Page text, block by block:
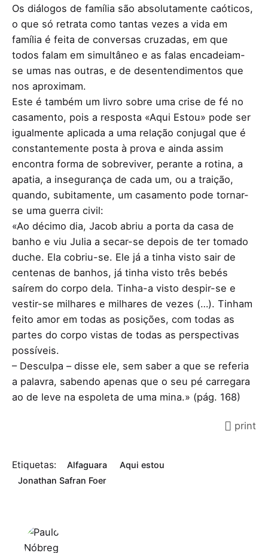
Os diálogos de família são absolutamente caóticos,
o que só retrata como tantas vezes a vida em
família é feita de conversas cruzadas, em que
todos falam em simultâneo e as falas encadeiam-
se umas nas outras, e de desentendimentos que
nos aproximam.
Este é também um livro sobre uma crise de fé no
casamento, pois a resposta «Aqui Estou» pode ser
igualmente aplicada a uma relação conjugal que é
constantemente posta à prova e ainda assim
encontra forma de sobreviver, perante a rotina, a
apatia, a insegurança de cada um, ou a traição,
quando, subitamente, um casamento pode tornar-
se uma guerra civil:
«Ao décimo dia, Jacob abriu a porta da casa de
banho e viu Julia a secar-se depois de ter tomado
duche. Ela cobriu-se. Ele já a tinha visto sair de
centenas de banhos, já tinha visto três bebés
saírem do corpo dela. Tinha-a visto despir-se e
vestir-se milhares e milhares de vezes (…). Tinham
feito amor em todas as posições, com todas as
partes do corpo vistas de todas as perspectivas
possíveis.
– Desculpa – disse ele, sem saber a que se referia
a palavra, sabendo apenas que o seu pé carregara
ao de leve na espoleta de uma mina.» (pág. 168)
print
Etiquetas: Alfaguara
Aqui estou
Jonathan Safran Foer